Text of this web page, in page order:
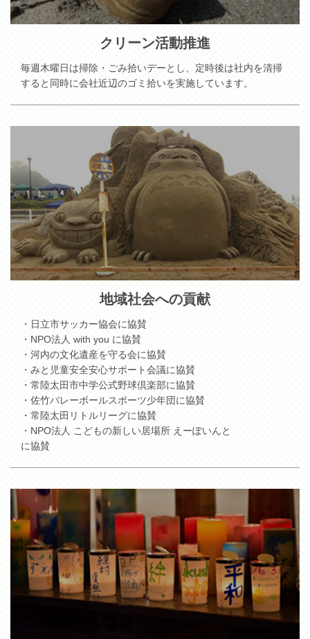
クリーン活動推進
毎週木曜日は掃除・ごみ拾いデーとし、定時後は社内を清掃
すると同時に会社近辺のゴミ拾いを実施しています。
地域社会への貢献
・日立市サッカー協会に協賛
・NPO法人 with you に協賛
・河内の文化遺産を守る会に協賛
・みと児童安全安心サポート会議に協賛
・常陸太田市中学公式野球倶楽部に協賛
・佐竹バレーボールスポーツ少年団に協賛
・常陸太田リトルリーグに協賛
・NPO法人 こどもの新しい居場所 えーぽいんと
に協賛